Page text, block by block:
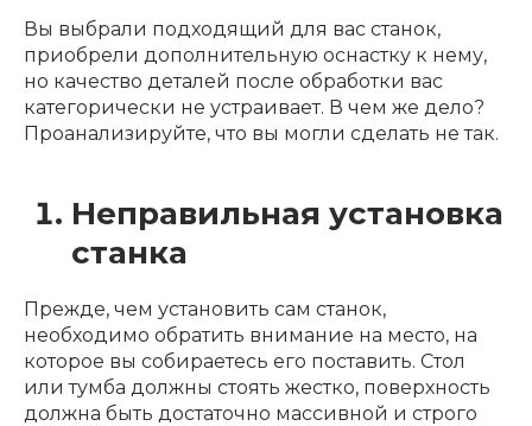
Вы выбрали подходящий для вас станок,
приобрели дополнительную оснастку к нему,
но качество деталей после обработки вас
категорически не устраивает. В чем же дело?
Проанализируйте, что вы могли сделать не так.
Неправильная установка
станка
Прежде, чем установить сам станок,
необходимо обратить внимание на место, на
которое вы собираетесь его поставить. Стол
или тумба должны стоять жестко, поверхность
должна быть достаточно массивной и строго